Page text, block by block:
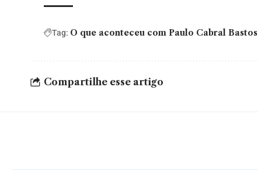
Tag: O que aconteceu com Paulo Cabral Bastos
Compartilhe esse artigo